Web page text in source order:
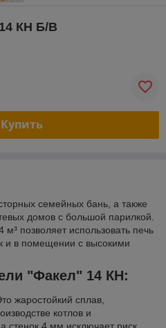
КН Б/В
Купить
семейных бань, а также
домов с большой парилкой.
позволяет использовать печь
и в помещении с высокими
"Факел" 14 КН:
жаростойкий сплав,
котлов и